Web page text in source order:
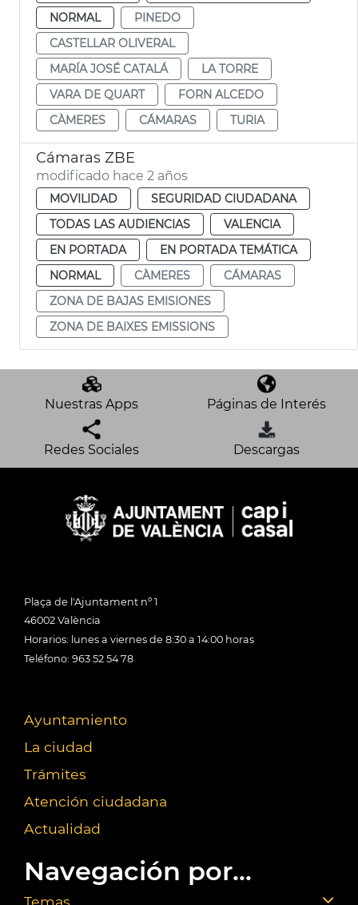
NORMAL
PINEDO
CASTELLAR OLIVERAL
MARÍA JOSÉ CATALÁ
LA TORRE
VARA DE QUART
FORN ALCEDO
CÀMERES
CÁMARAS TURIA
Cámaras ZBE
modificado hace 2 años
MOVILIDAD
SEGURIDAD CIUDADANA
TODAS LAS AUDIENCIAS
VALENCIA
EN PORTADA
EN PORTADA TEMÁTICA
NORMAL
CÀMERES
CÁMARAS
ZONA DE BAJAS EMISIONES
ZONA DE BAIXES EMISSIONS
Nuestras Apps Páginas de Interés
Redes Sociales Descargas
Plaça de l'Ajuntament nº 1
46002 València
Horarios: lunes a viernes de 8:30 a 14:00 horas
Teléfono: 963 52 54 78
Ayuntamiento
La ciudad
Trámites
Atención ciudadana
Actualidad
Navegación por...
Temas